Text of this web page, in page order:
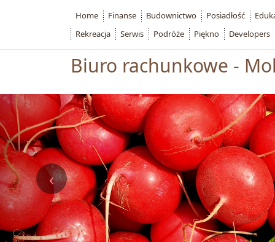
Biuro rachunkowe -
Home Finanse Budownictwo Posiadłość
Rekreacja
Serwis Podróże Piękno Developers